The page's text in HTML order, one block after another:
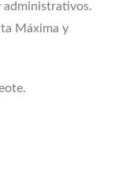
administrativos.
Máxima y